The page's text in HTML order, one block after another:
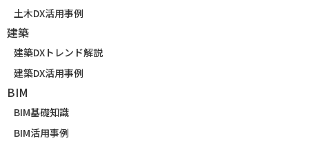
土木DX活用事例
建築
建築DXトレンド解説
建築DX活用事例
BIM
BIM基礎知識
BIM活用事例